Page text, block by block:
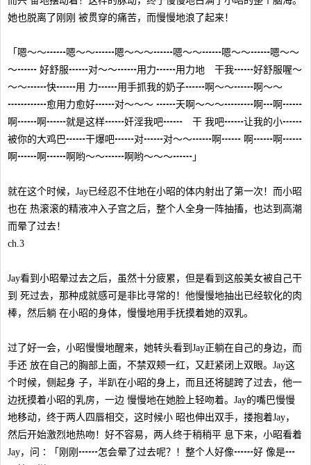
她也脱离了刚刚 被贯穿的痛苦，而慢慢地浪了起来！
「嗯～～┅┅嗯～～┅┅嗯～～～┅┅嗯～～┅┅嗯～～┅┅嗯～～
～┅┅ 好舒服┅┅对～～┅┅用力┅┅用力地 干我┅┅好舒服喔～
～～┅┅快┅┅用 力┅┅用手抓我的奶子┅┅啊～～┅┅啊～～
┅┅┅┅愈用力愈好┅┅对～～～ ┅┅天啊～～～┅┅┅啊┅啊┅┅
啊┅┅啊┅┅就是这样┅┅奸淫我吧┅┅ 干 我吧┅┅让我的小┅┅
被你的大鸡巴┅┅干爆吧┅┅对┅┅对～～┅┅啊┅┅ 啊┅┅啊┅┅
啊┅┅啊┅┅啊哟～～┅┅啊哟～～～┅┅」
就在这个时候，Jay已经忍不住地在小昭的体内射出了第一次！而小昭
也在 热滚滚的精液冲入子宫之后，整个人全身一阵抽搐，也达到高潮
而晕了过去！
ch.3
Jay看到小昭晕过去之后，虽然十分疲累，但是看到这般美女被自己干
到 死过去，那种成就感可是非比寻常的！他慢慢地抽出已经软化的肉
棒，然后躺 在小昭的身体，慢慢地用手抚摸着她的双乳。
过了好一会，小昭慢慢地醒来，她转头看到Jay正躺在自己的身边，而
手还 放在自己的胸部上面，不禁双颊一红，又赶紧闭上双眼。Jay这
个时候，侧起身 子，半趴在小昭的身上，而且还将腿跨了过去，他一
边抚摸着小昭的乳房，一边 慢慢地在她脸上轻吻着。Jay的嘴巴慢慢
地移动，终于两人四唇相交，这时候小 昭也伸出双手，搂抱着Jay，
然后开始激烈地热吻！好不容易，两人终于稍稍平 息下来，小昭看着
Jay，问∶「刚刚┅┅怎会晕了过去呢？！整个人好像┅┅好 像是┅